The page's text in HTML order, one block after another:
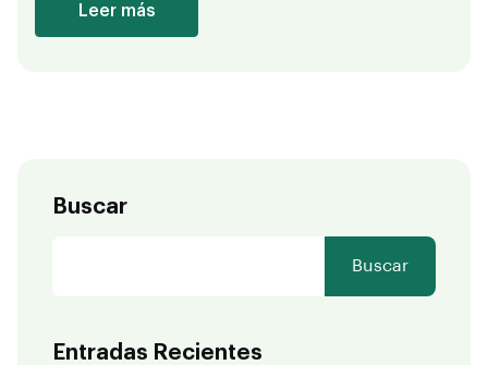
Leer más
Buscar
Buscar
Entradas Recientes